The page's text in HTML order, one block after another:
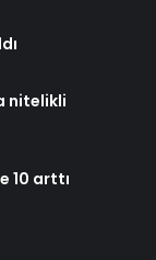
nitelikli
10 arttı